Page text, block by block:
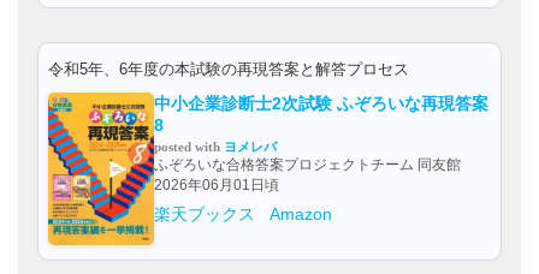
令和5年、6年度の本試験の再現答案と解答プロセス
中小企業診断士2次試験 ふぞろいな再現答案
8
posted with ヨメレバ
ふぞろいな合格答案プロジェクトチーム 同友館
2026年06月01日頃
楽天ブックス Amazon